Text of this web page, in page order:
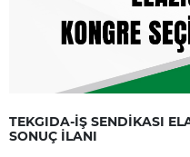
TEKGIDA-İŞ SENDİKASI
SONUÇ İLANI